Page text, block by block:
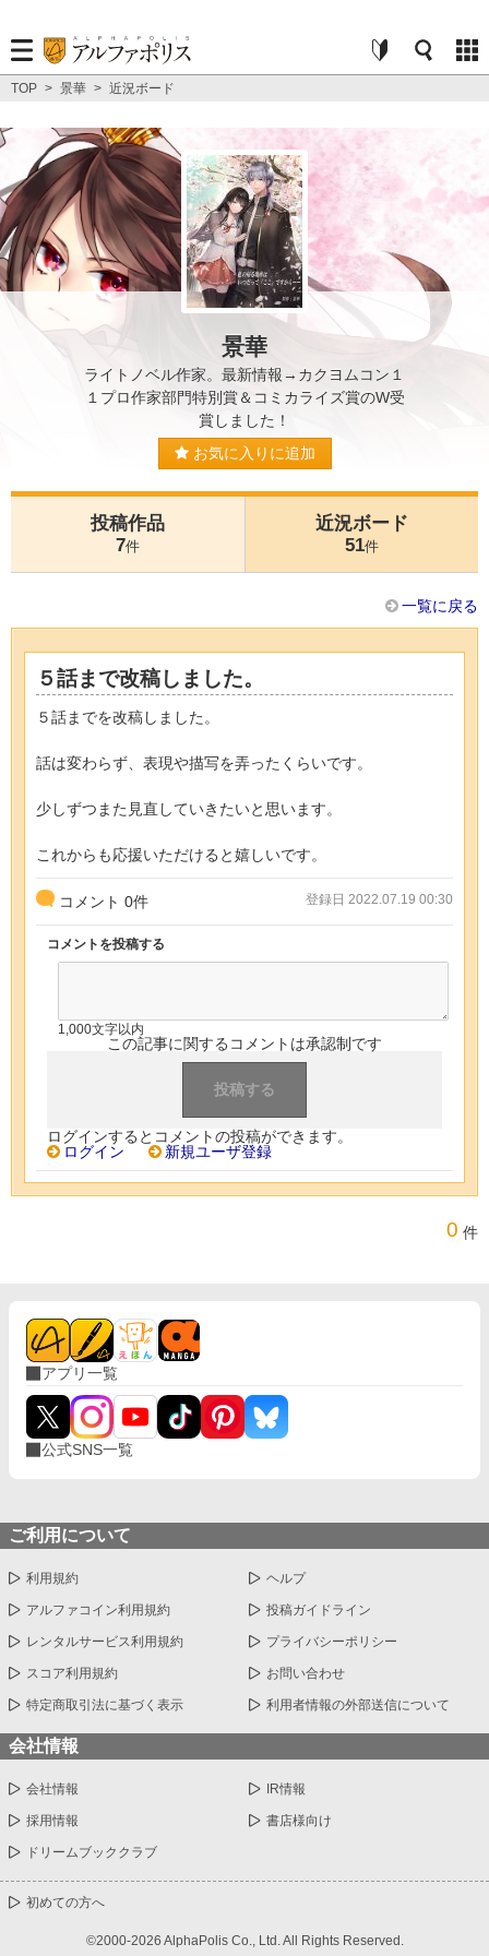
TOP > 景華 > 近況ボード
景華
ライトノベル作家。最新情報→カクヨムコン１
１プロ作家部門特別賞＆コミカライズ賞のW受
賞しました！
お気に入りに追加
投稿作品
7件
近況ボード
51件
一覧に戻る
５話まで改稿しました。
５話までを改稿しました。
話は変わらず、表現や描写を弄ったくらいです。
少しずつまた見直していきたいと思います。
これからも応援いただけると嬉しいです。
コメント 0件 登録日 2022.07.19 00:30
コメントを投稿する
1,000文字以内
この記事に関するコメントは承認制です
ログインするとコメントの投稿ができます。
ログイン
新規ユーザ登録
0 件
アプリ一覧
公式SNS一覧
ご利用について
利用規約 ヘルプ
アルファコイン利用規約 投稿ガイドライン
レンタルサービス利用規約 プライバシーポリシー
スコア利用規約 お問い合わせ
特定商取引法に基づく表示 利用者情報の外部送信について
会社情報
会社情報 IR情報
採用情報 書店様向け
ドリームブッククラブ
初めての方へ
©2000-2026 AlphaPolis Co., Ltd. All Rights Reserved.